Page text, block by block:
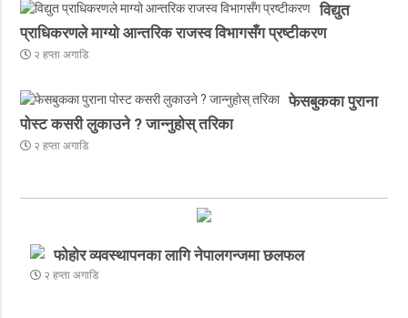
विद्युत
प्राधिकरणले माग्यो आन्तरिक राजस्व विभागसँग प्रष्टीकरण
२ हप्ता अगाडि
फेसबुकका पुराना
पोस्ट कसरी लुकाउने ? जान्नुहाेस् तरिका
२ हप्ता अगाडि
फोहोर व्यवस्थापनका लागि नेपालगन्जमा छलफल
२ हप्ता अगाडि